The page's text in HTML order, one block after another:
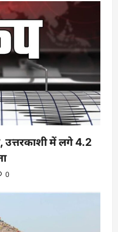
उत्तरकाशी में लगे 4.2
0